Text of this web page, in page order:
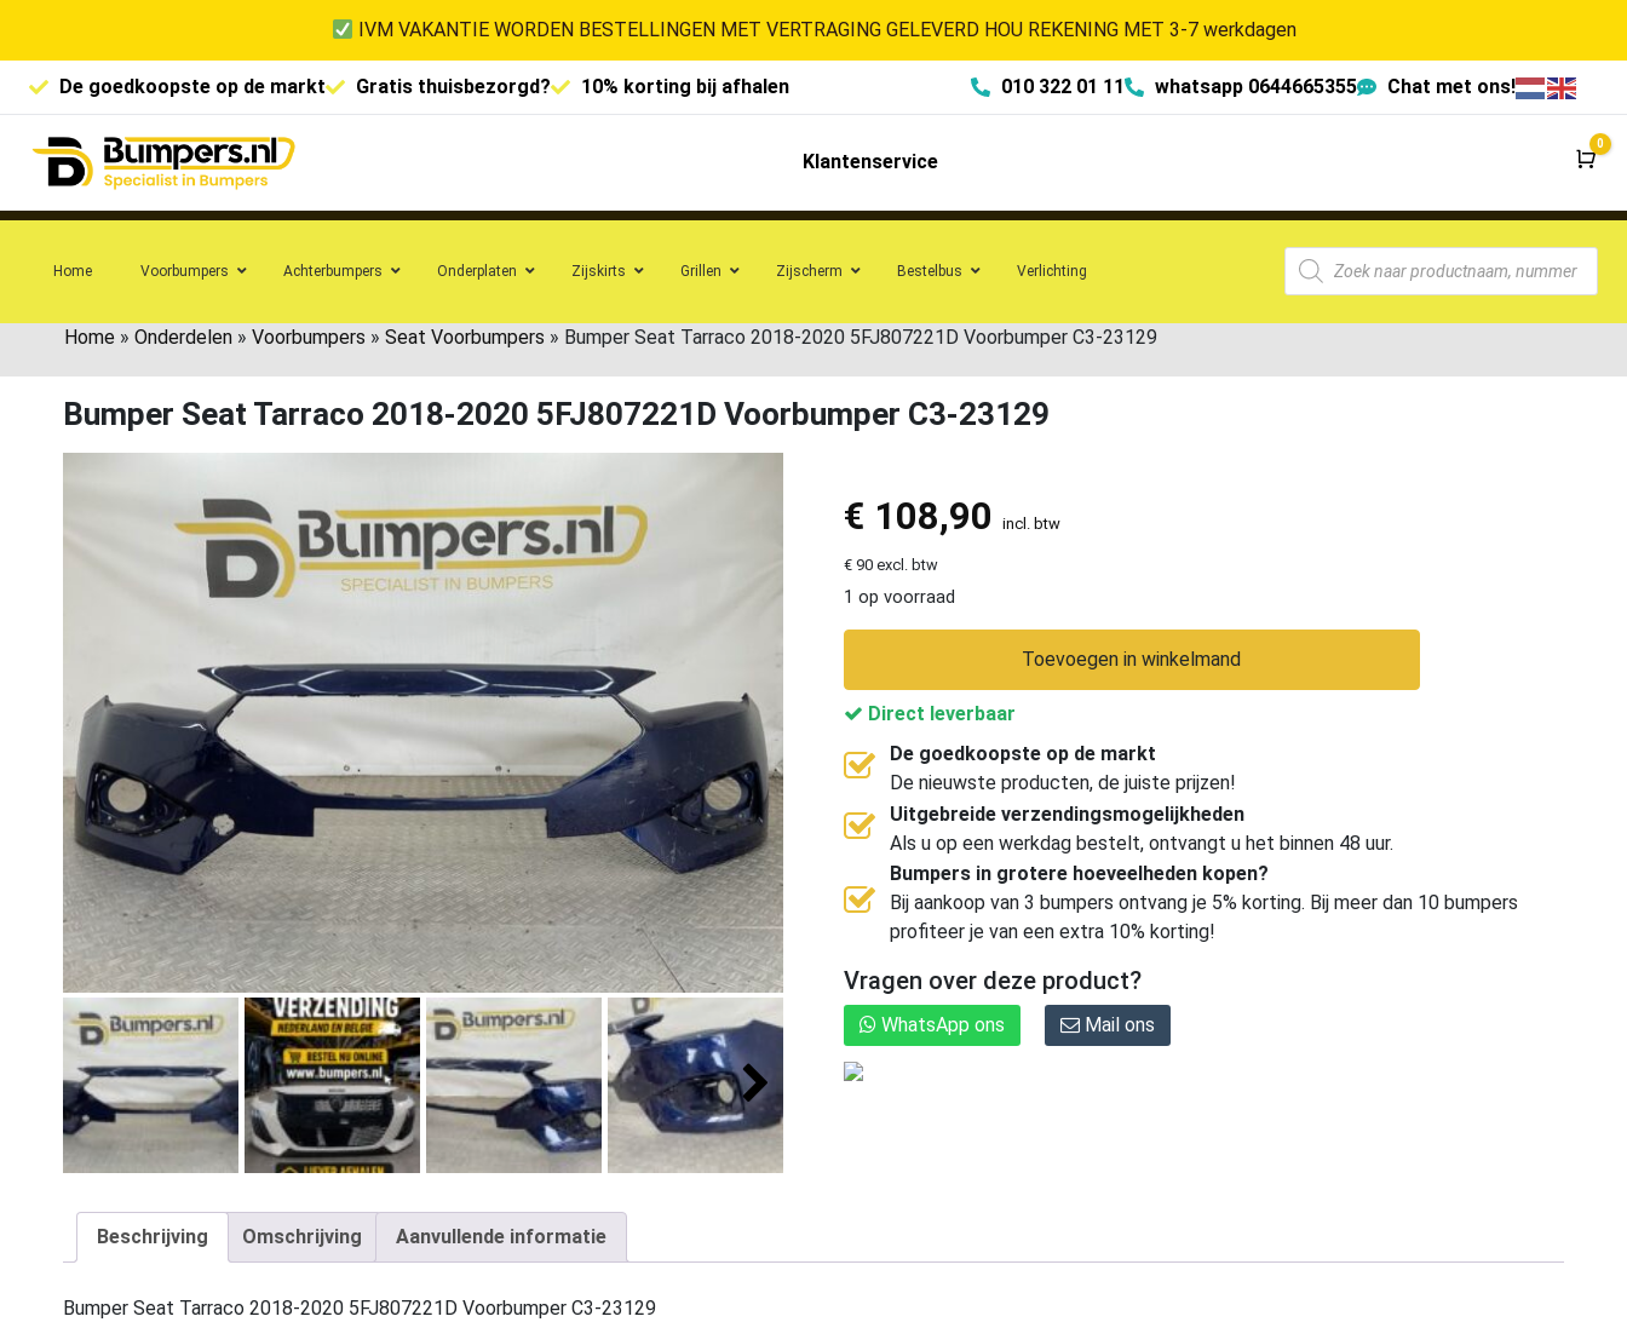
IVM VAKANTIE WORDEN BESTELLINGEN MET VERTRAGING GELEVERD HOU REKENING MET 3-7 werkdagen
De goedkoopste op de markt Gratis thuisbezorgd? 10% korting bij afhalen 010 322 01 11 whatsapp 0644665355 Chat met ons!
Klantenservice
0
Home Voorbumpers Achterbumpers Onderplaten Zijskirts Grillen Zijscherm Bestelbus Verlichting
Home » Onderdelen » Voorbumpers » Seat Voorbumpers » Bumper Seat Tarraco 2018-2020 5FJ807221D Voorbumper C3-23129
Bumper Seat Tarraco 2018-2020 5FJ807221D Voorbumper C3-23129
€ 108,90 incl. btw
€ 90 excl. btw
1 op voorraad
Toevoegen in winkelmand
Direct leverbaar
De goedkoopste op de markt
De nieuwste producten, de juiste prijzen!
Uitgebreide verzendingsmogelijkheden
Als u op een werkdag bestelt, ontvangt u het binnen 48 uur.
Bumpers in grotere hoeveelheden kopen?
Bij aankoop van 3 bumpers ontvang je 5% korting. Bij meer dan 10 bumpers
profiteer je van een extra 10% korting!
Vragen over deze product?
WhatsApp ons Mail ons
Beschrijving Omschrijving Aanvullende informatie
Bumper Seat Tarraco 2018-2020 5FJ807221D Voorbumper C3-23129